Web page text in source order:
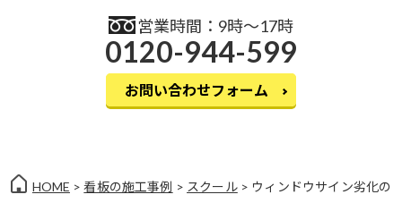
営業時間：9時〜17時
0120-944-599
お問い合わせフォーム
HOME >看板の施工事例 > スクール> ウィンドウサイン劣化の